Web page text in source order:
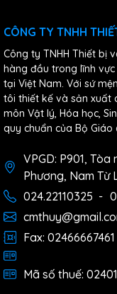
CÔNG TY TNHH
Công ty TNHH Thiết bị
hàng đầu trong lĩnh
tại Việt Nam. Với sứ
tôi thiết kế và sản xuất
môn Vật lý, Hóa học,
quy chuẩn của Bộ
VPGD: P901,
Phương, Nam Từ
024.22110325 -
Fax: 02466667461
Mã số thuế: